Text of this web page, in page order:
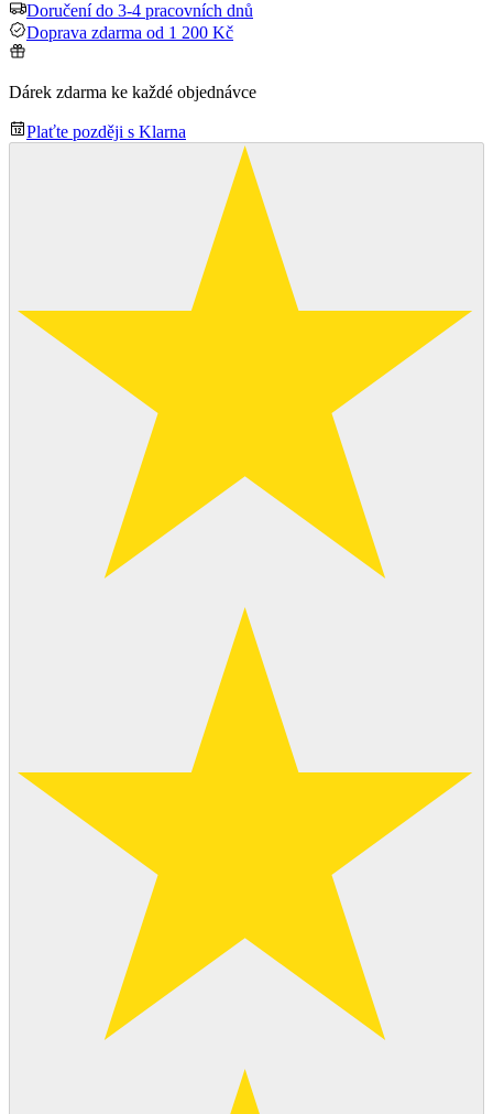
Doručení do 3-4 pracovních dnů
Doprava zdarma od 1 200 Kč
Dárek zdarma ke každé objednávce
Plaťte později s Klarna